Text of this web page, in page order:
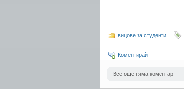
вицове за студенти
Коментирай
Все още няма коментар